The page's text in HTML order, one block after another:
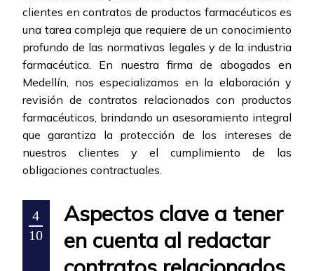
clientes en contratos de productos farmacéuticos es
una tarea compleja que requiere de un conocimiento
profundo de las normativas legales y de la industria
farmacéutica. En nuestra firma de abogados en
Medellín, nos especializamos en la elaboración y
revisión de contratos relacionados con productos
farmacéuticos, brindando un asesoramiento integral
que garantiza la protección de los intereses de
nuestros clientes y el cumplimiento de las
obligaciones contractuales.
4
10
Aspectos clave a tener
en cuenta al redactar